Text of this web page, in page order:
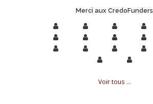
Merci aux CredoFunders
Voir tous ...